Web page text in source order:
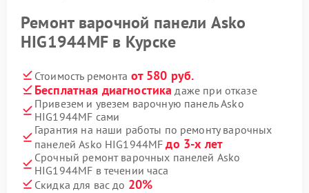
Ремонт варочной панели Asko
HIG1944MF в Курске
Стоимость ремонта от 580 руб.
Бесплатная диагностика даже при отказе
Привезем и увезем варочную панель Asko
HIG1944MF сами
Гарантия на наши работы по ремонту варочных
панелей Asko HIG1944MFдо 3-х лет
Срочный ремонт варочных панелей Asko
HIG1944MF в течении часа
Скидка для вас до 20%